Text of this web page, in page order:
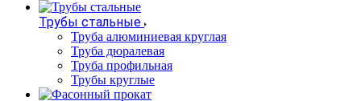
Трубы стальные
Труба алюминиевая круглая
Труба дюралевая
Труба профильная
Трубы круглые